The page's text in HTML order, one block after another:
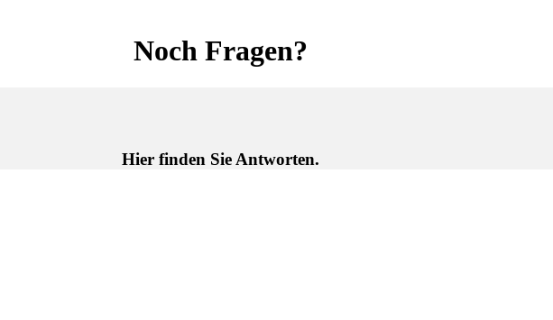
Noch Fragen?
Hier finden Sie Antworten.